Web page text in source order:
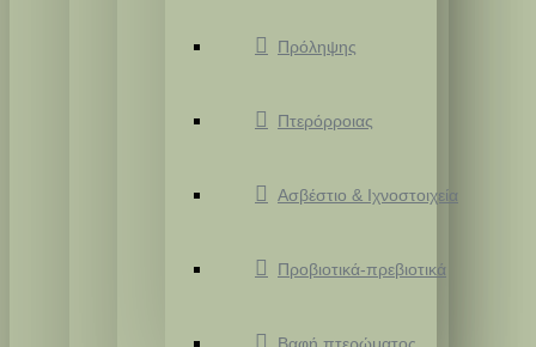
Πρόληψης
Πτερόρροιας
Ασβέστιο & Ιχνοστοιχεία
Προβιοτικά-πρεβιοτικά